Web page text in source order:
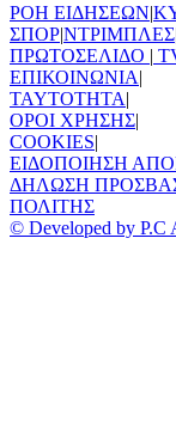
ΡΟΗ ΕΙΔΗΣΕΩΝ|
ΣΠΟΡ|ΝΤΡΙΜΠΛΕΣ
ΠΡΩΤΟΣΕΛΙΔΟ |
ΕΠΙΚΟΙΝΩΝΙΑ|
TAYTOTHTA|
ΟΡΟΙ ΧΡΗΣΗΣ|
COOKIES|
ΕΙΔΟΠΟΙΗΣΗ
ΔΗΛΩΣΗ
ΠΟΛΙΤΗΣ
© Developed by P.C